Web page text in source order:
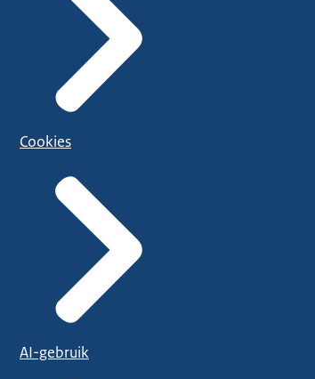
Cookies
AI-gebruik